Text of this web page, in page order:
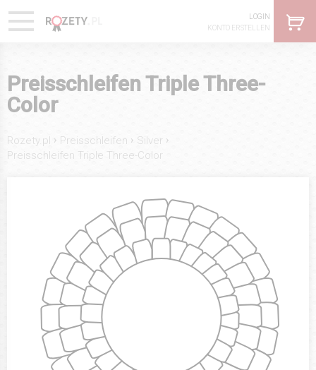
LOGIN
KONTO ERSTELLEN
Preisschleifen Triple Three-
Color
Rozety.pl › Preisschleifen › Silver ›
Preisschleifen Triple Three-Color